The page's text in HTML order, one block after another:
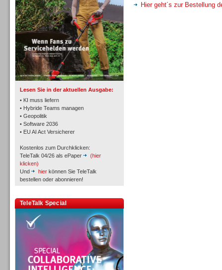
Lesen Sie in der aktuellen Ausgabe:
• KI muss liefern
• Hybride Teams managen
• Geopolitik
• Software 2036
• EU AI Act Versicherer
Kostenlos zum Durchklicken:
TeleTalk 04/26 als ePaper
(hier
klicken)
Und
hier können Sie TeleTalk
bestellen oder abonnieren!
TeleTalk Special
TK- und ACD-Systeme
Workforce-Management
Personal
Hier geht´s zur Bestellung